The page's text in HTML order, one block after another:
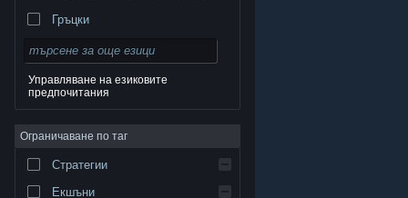
търговски марки принадлежат на съответните им
собственици в САЩ и други страни.
поверителност|Юридическа информация|
Достъпност|Условия за ползване на Steam
Възстановявания|Бисквитки
Гръцки
Управляване на езиковите
предпочитания
Ограничаване по таг
Стратегии
Екшъни